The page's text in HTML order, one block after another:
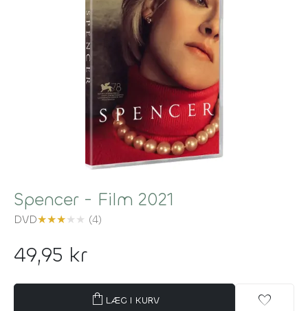
Spencer - Film 2021
DVD★★★★★ (4)
49,95 kr
shopping_bag LÆG I KURV favorite